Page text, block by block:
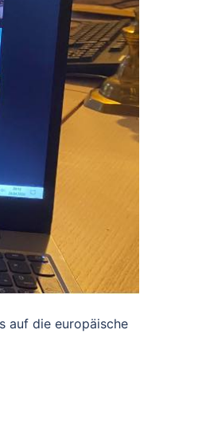
auf die europäische